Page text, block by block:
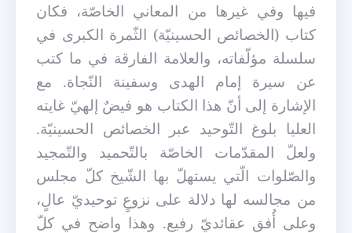
فيها وفي غيرها من المعاني الخاصّة، فكان
كتاب (الخصائص الحسينيّة) الثّمرة الكبرى في
سلسلة مؤلّفاته، والعلامة الفارقة في ما كتب
عن سيرة إمام الهدى وسفينة النّجاة. مع
الإشارة إلى أنّ هذا الكتاب هو فيضٌ إلهيّ غايته
العليا بلوغ التّوحيد عبر الخصائص الحسينيّة.
ولعلّ المقدّمات الخاصّة بالتّحميد والتّمجيد
والصّلوات الّتي يستهلّ بها الشّيخ كلّ مجلس
من مجالسه لها دلالة على نزوعٍ توحيديّ عالٍ،
وعلى أُفق عقائديّ رفيع. وهذا واضح في كلّ